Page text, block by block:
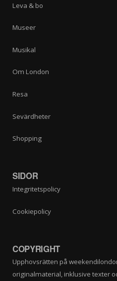
Leva & bo
Museer
Musikal
Om London
Resa
Sevärdheter
Shopping
SIDOR
Integritetspolicy
Cookiepolicy
COPYRIGHT
Upphovsrätten på
originalmaterial, inklusive texter